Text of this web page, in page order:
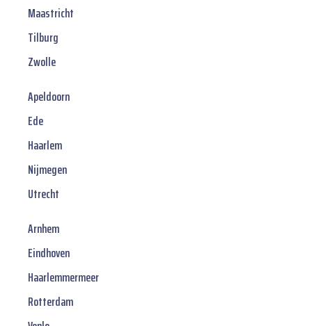
Maastricht
Tilburg
Zwolle
Apeldoorn
Ede
Haarlem
Nijmegen
Utrecht
Arnhem
Eindhoven
Haarlemmermeer
Rotterdam